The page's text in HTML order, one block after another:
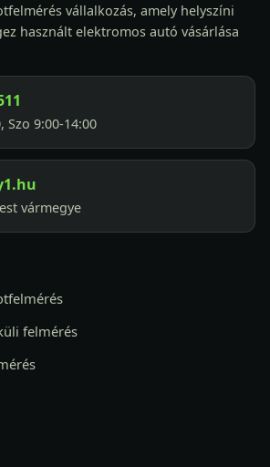
vállalkozás, amely helyszíni
használt elektromos autó vásárlása
Szo 9:00-14:00
vármegye
felmérés